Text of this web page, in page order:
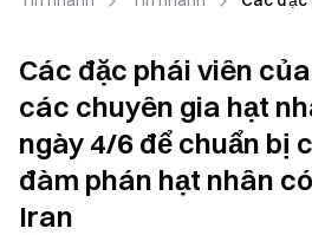
Các đặc phái viên
các chuyên gia hạt
ngày 4/6 để chuẩn bị
đàm phán hạt nhân
Iran